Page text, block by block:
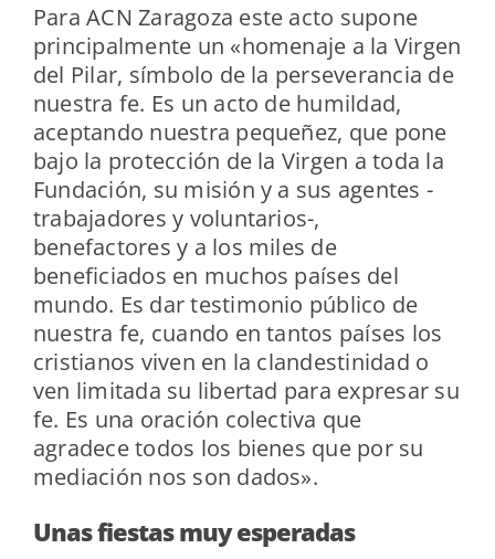
Para ACN Zaragoza este acto supone
principalmente un «homenaje a la Virgen
del Pilar, símbolo de la perseverancia de
nuestra fe. Es un acto de humildad,
aceptando nuestra pequeñez, que pone
bajo la protección de la Virgen a toda la
Fundación, su misión y a sus agentes -
trabajadores y voluntarios-,
benefactores y a los miles de
beneficiados en muchos países del
mundo. Es dar testimonio público de
nuestra fe, cuando en tantos países los
cristianos viven en la clandestinidad o
ven limitada su libertad para expresar su
fe. Es una oración colectiva que
agradece todos los bienes que por su
mediación nos son dados».
Unas fiestas muy esperadas